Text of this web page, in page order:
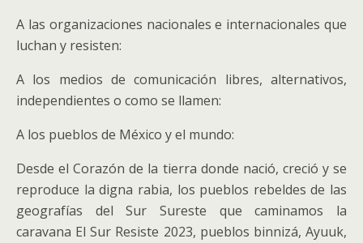
A las organizaciones nacionales e internacionales que
luchan y resisten:
A los medios de comunicación libres, alternativos,
independientes o como se llamen:
A los pueblos de México y el mundo:
Desde el Corazón de la tierra donde nació, creció y se
reproduce la digna rabia, los pueblos rebeldes de las
geografías del Sur Sureste que caminamos la
caravana El Sur Resiste 2023, pueblos binnizá, Ayuuk,